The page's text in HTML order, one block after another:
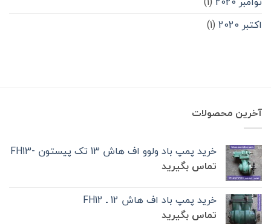
اکتبر 2020
(1)
آخرین محصولات
خرید پمپ باد ولوو اف هاش 13 تک‌ پیستون -FH13
تماس بگیرید
خرید پمپ باد اف هاش 12 ـ FH12
تماس بگیرید